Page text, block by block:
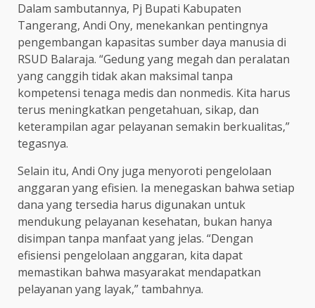
Dalam sambutannya, Pj Bupati Kabupaten
Tangerang, Andi Ony, menekankan pentingnya
pengembangan kapasitas sumber daya manusia di
RSUD Balaraja. “Gedung yang megah dan peralatan
yang canggih tidak akan maksimal tanpa
kompetensi tenaga medis dan nonmedis. Kita harus
terus meningkatkan pengetahuan, sikap, dan
keterampilan agar pelayanan semakin berkualitas,”
tegasnya.
Selain itu, Andi Ony juga menyoroti pengelolaan
anggaran yang efisien. Ia menegaskan bahwa setiap
dana yang tersedia harus digunakan untuk
mendukung pelayanan kesehatan, bukan hanya
disimpan tanpa manfaat yang jelas. “Dengan
efisiensi pengelolaan anggaran, kita dapat
memastikan bahwa masyarakat mendapatkan
pelayanan yang layak,” tambahnya.